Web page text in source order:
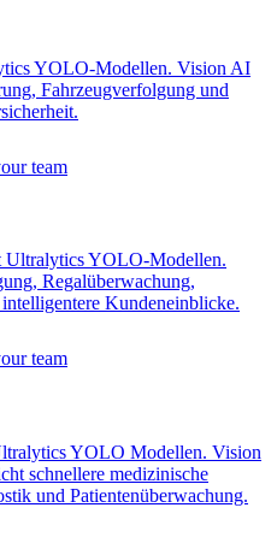
YOLO-Modellen. Vision AI
Fahrzeugverfolgung und
Ultralytics YOLO-Modellen.
Regalüberwachung,
Kundeneinblicke.
YOLO Modellen. Vision
schnellere medizinische
und Patientenüberwachung.